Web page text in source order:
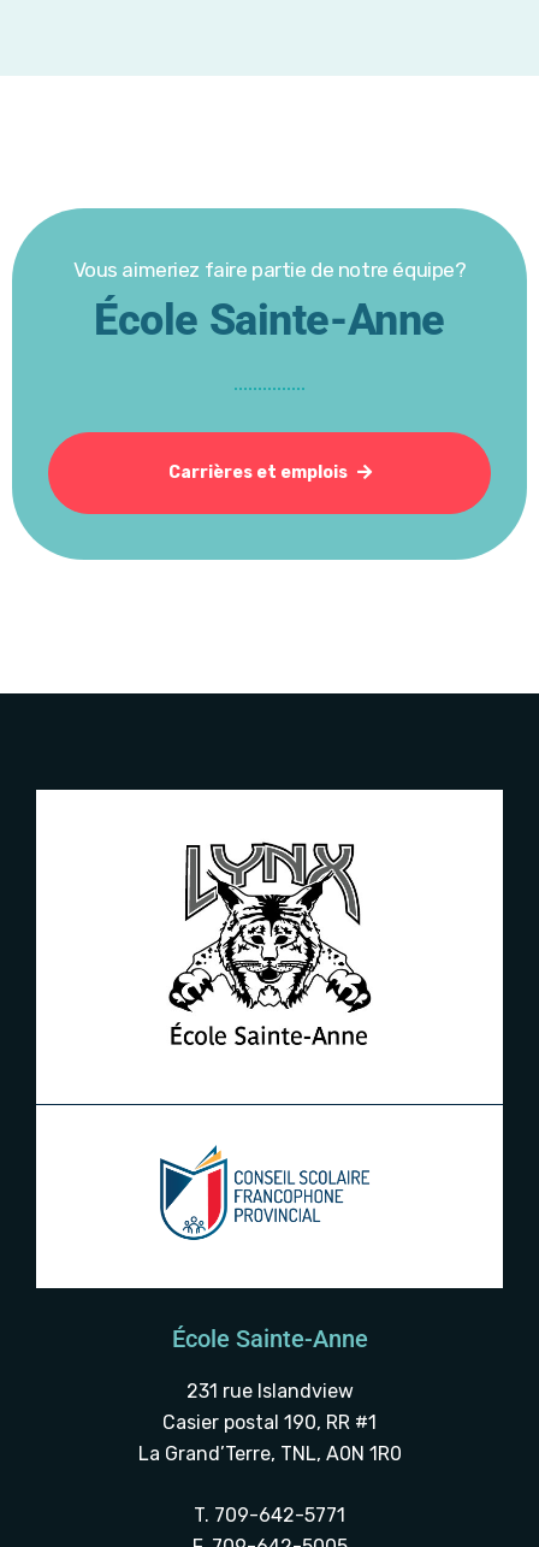
Vous aimeriez faire partie de notre équipe?
École Sainte-Anne
Carrières et emplois
École Sainte-Anne
231 rue Islandview
Casier postal 190, RR #1
La Grand’Terre, TNL, A0N 1R0
T. 709-642-5771